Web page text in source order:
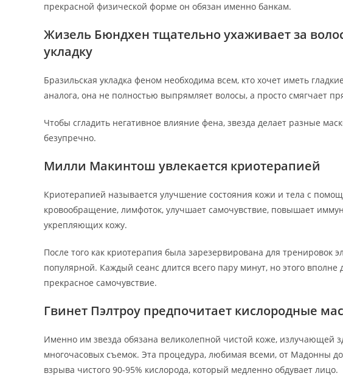
прекрасной физической форме он обязан именно банкам.
Жизель Бюндхен тщательно ухаживает за
укладку
Бразильская укладка феном необходима всем, кто хочет иметь
аналога, она не полностью выпрямляет волосы, а просто смягчает
Чтобы сгладить негативное влияние фена, звезда делает разные
безупречно.
Милли Макинтош увлекается криотерапией
Криотерапией называется улучшение состояния кожи и тела с
кровообращение, лимфоток, улучшает самочувствие, повышает
укрепляющих кожу.
После того как криотерапия была зарезервирована для тренировок
популярной. Каждый сеанс длится всего пару минут, но этого
прекрасное самочувствие.
Гвинет Пэлтроу предпочитает кислородные
Именно им звезда обязана великолепной чистой коже, излучающей
многочасовых съемок. Эта процедура, любимая всеми, от Мадонны
взрыва чистого 90-95% кислорода, который медленно обдувает лицо.